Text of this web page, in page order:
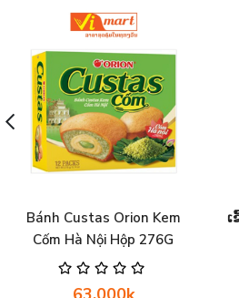
Bánh Custas Orion Kem
Cốm Hà Nội Hộp 276G
ເ